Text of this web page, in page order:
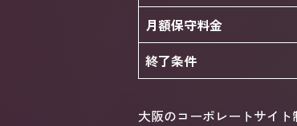
月額保守料金
終了条件
大阪のコーポレートサイ